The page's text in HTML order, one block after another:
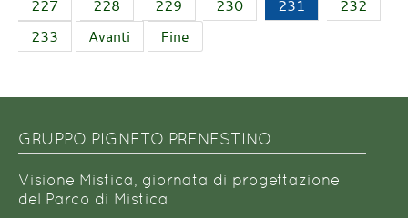
227
228 229 230 231
232
233
Avanti Fine
GRUPPO PIGNETO PRENESTINO
Visione Mistica, giornata di progettazione
del Parco di Mistica